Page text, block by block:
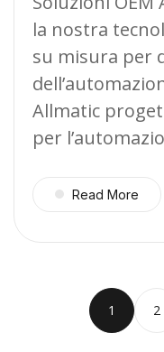
la nostra
su misura per
Allmatic
per
Read More
1 2